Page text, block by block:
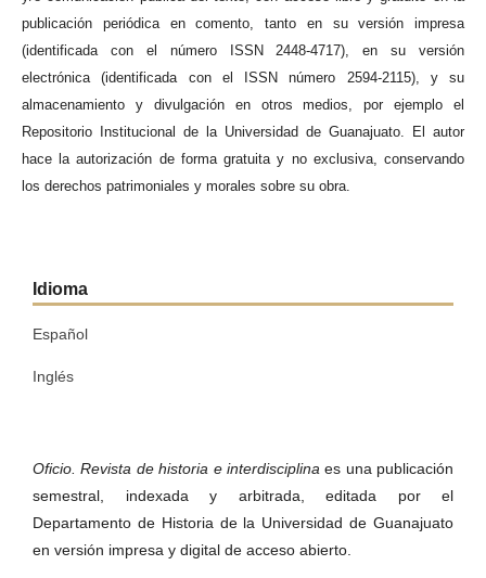
publicación periódica en comento, tanto en su versión impresa
(identificada con el número ISSN 2448-4717), en su versión
electrónica (identificada con el ISSN número 2594-2115), y su
almacenamiento y divulgación en otros medios, por ejemplo el
Repositorio Institucional de la Universidad de Guanajuato. El autor
hace la autorización de forma gratuita y no exclusiva, conservando
los derechos patrimoniales y morales sobre su obra.
Idioma
Español
Inglés
Oficio. Revista de historia e interdisciplinaes una publicación
semestral, indexada y arbitrada, editada por el
Departamento de Historia de la Universidad de Guanajuato
en versión impresa y digital de acceso abierto.